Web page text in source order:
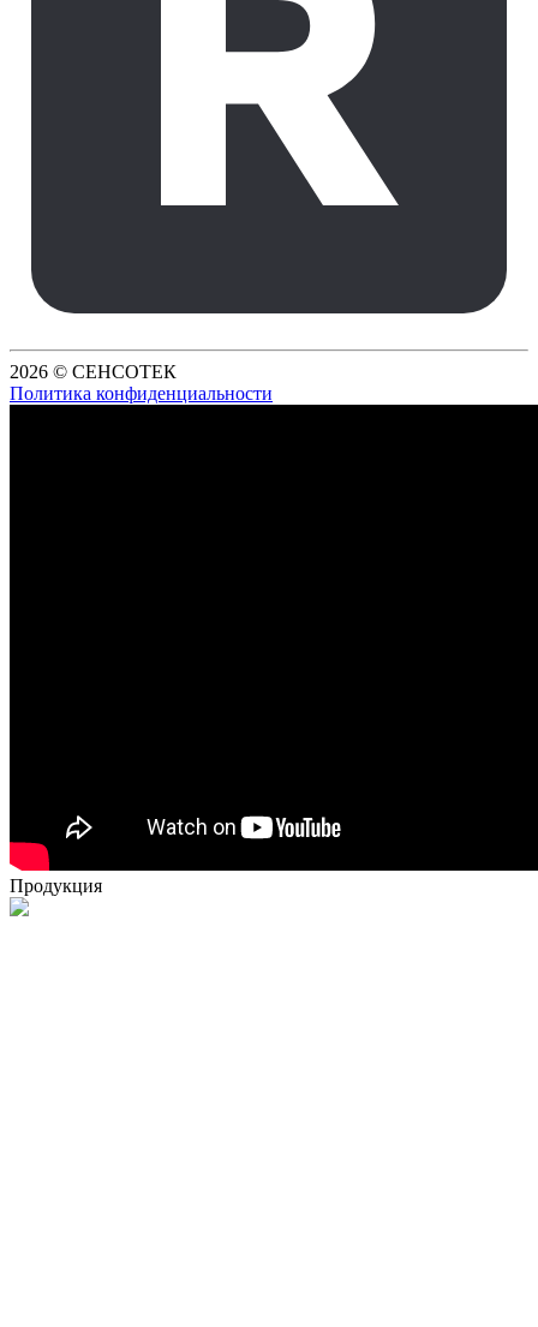
2026 © СЕНСОТЕК
Политика конфиденциальности
Продукция